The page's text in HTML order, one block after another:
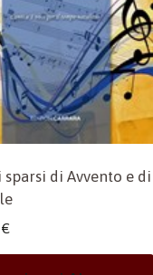
sparsi di Avvento e di
€